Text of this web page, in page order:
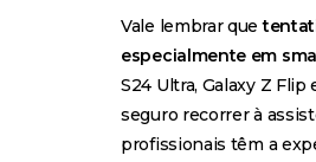
Vale lembrar que
especialmente em
S24 Ultra, Galaxy Z
seguro recorrer à
profissionais têm a